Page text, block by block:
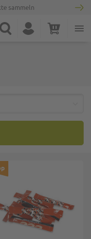
sammeln
Suche Konto Warenkorb